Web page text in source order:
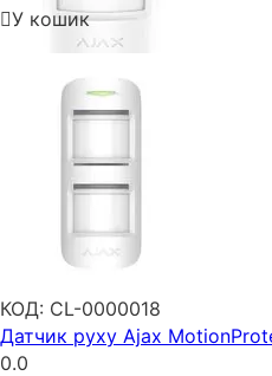
У кошик
КОД: CL-0000018
Датчик руху Ajax
0.0